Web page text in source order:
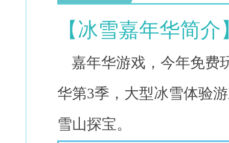
【冰雪嘉年华简介
嘉年华游戏，今年免费
华第3季，大型冰雪体验
雪山探宝。